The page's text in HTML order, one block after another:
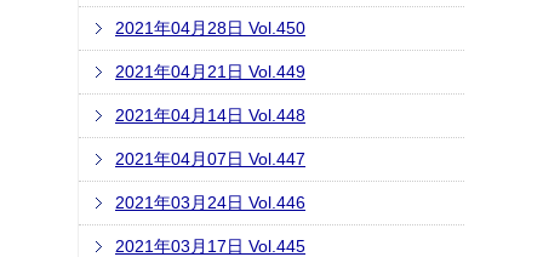
2021年04月28日 Vol.450
2021年04月21日 Vol.449
2021年04月14日 Vol.448
2021年04月07日 Vol.447
2021年03月24日 Vol.446
2021年03月17日 Vol.445